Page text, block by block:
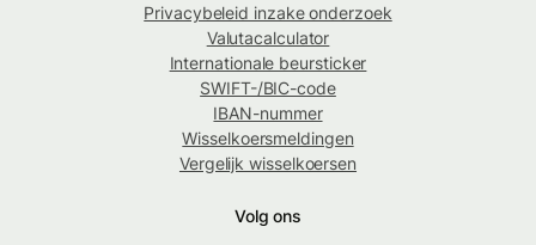
Privacybeleid inzake onderzoek
Valutacalculator
Internationale beursticker
SWIFT-/BIC-code
IBAN-nummer
Wisselkoersmeldingen
Vergelijk wisselkoersen
Volg ons